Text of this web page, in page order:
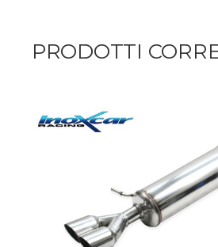
PRODOTTI